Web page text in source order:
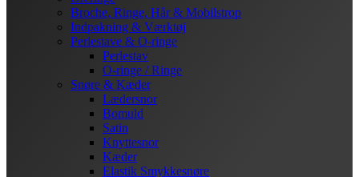
Broche, Ringe, Hår & Mobilstrop
Indpakning & Værktøj
Perlestave & O-ringe
Perlestav
O-ringe / Ringe
Snøre & Kæder
Lædersnor
Bomuld
Satin
Knyttesnor
Kæder
Elastik Smykkesnøre